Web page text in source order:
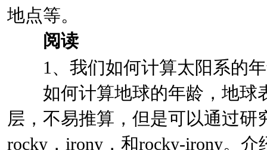
地点等。
阅读
1、我们如何计算太阳系的
如何计算地球的年龄，地球
层，不易推算，但是可以通过研
rocky，irony，和rocky-irony。